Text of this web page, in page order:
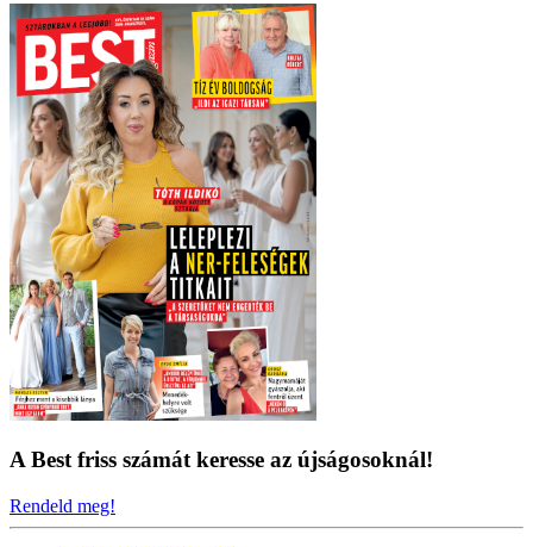
A Best friss számát keresse az újságosoknál!
Rendeld meg!